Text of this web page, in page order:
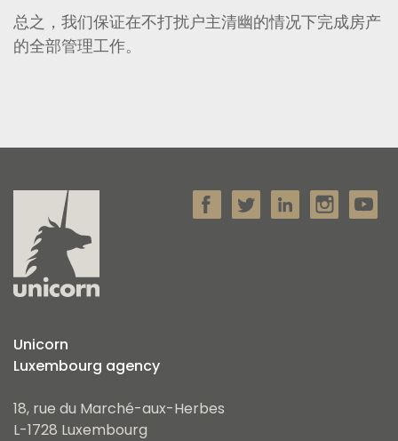
总之，我们保证在不打扰户主清幽的情况下完成房产
的全部管理工作。
Unicorn
Luxembourg agency
18, rue du Marché-aux-Herbes
L-1728 Luxembourg